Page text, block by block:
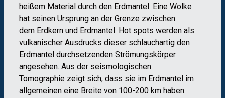
heißem Material durch den Erdmantel. Eine Wolke
hat seinen Ursprung an der Grenze zwischen
dem Erdkern und Erdmantel. Hot spots werden als
vulkanischer Ausdrucks dieser schlauchartig den
Erdmantel durchsetzenden Strömungskörper
angesehen. Aus der seismologischen
Tomographie zeigt sich, dass sie im Erdmantel im
allgemeinen eine Breite von 100-200 km haben.